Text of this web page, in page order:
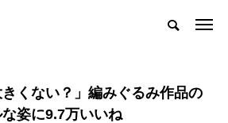
きくない？」編みぐるみ作品の
姿に9.7万いいね